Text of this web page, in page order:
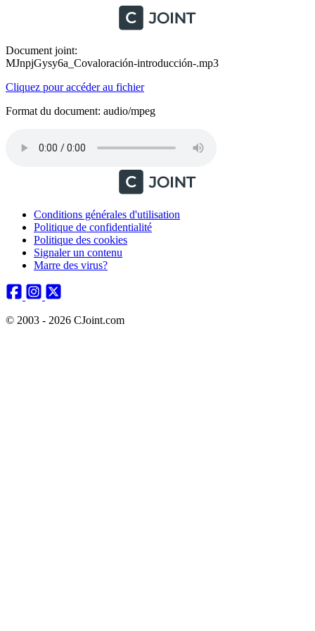
Document joint:
MJnpjGysy6a_Covaloración-introducción-.mp3
Cliquez pour accéder au fichier
Format du document: audio/mpeg
Conditions générales d'utilisation
Politique de confidentialité
Politique des cookies
Signaler un contenu
Marre des virus?
© 2003 - 2026 CJoint.com